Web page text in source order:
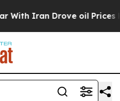
Iran Drove oil Prices